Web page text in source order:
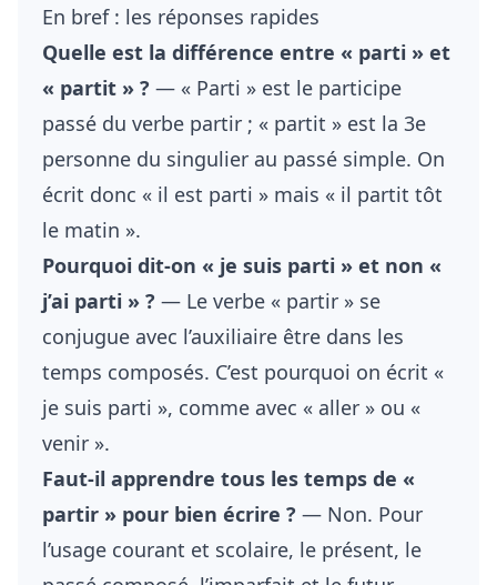
En bref : les réponses rapides
Quelle est la différence entre « parti » et
« partit » ? — « Parti » est le participe
passé du verbe partir ; « partit » est la 3e
personne du singulier au passé simple. On
écrit donc « il est parti » mais « il partit tôt
le matin ».
Pourquoi dit-on « je suis parti » et non «
j’ai parti » ? — Le verbe « partir » se
conjugue avec l’auxiliaire être dans les
temps composés. C’est pourquoi on écrit «
je suis parti », comme avec « aller » ou «
venir ».
Faut-il apprendre tous les temps de «
partir » pour bien écrire ? — Non. Pour
l’usage courant et scolaire, le présent, le